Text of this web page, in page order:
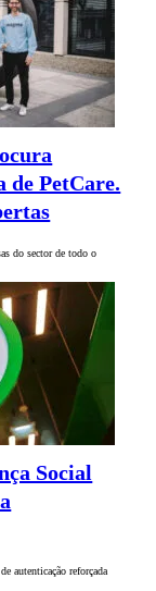
de PetCare.
do sector de todo o
Social
autenticação reforçada